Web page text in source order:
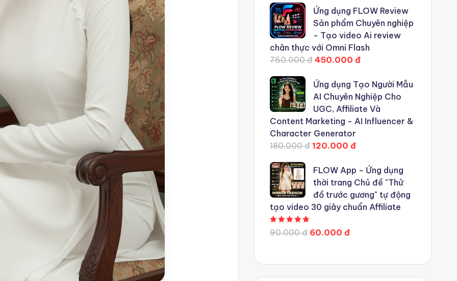
Ứng dụng FLOW Review
Sản phẩm Chuyên nghiệp
- Tạo video Ai review
chân thực với Omni Flash
750.000 đ 450.000 đ
Ứng dụng Tạo Người Mẫu
AI Chuyên Nghiệp Cho
UGC, Affiliate Và
Content Marketing - AI Influencer &
Character Generator
180.000 đ 120.000 đ
FLOW App - Ứng dụng
thời trang Chủ đề "Thử
đồ trước gương" tự động
tạo video 30 giây chuẩn Affiliate
90.000 đ 60.000 đ